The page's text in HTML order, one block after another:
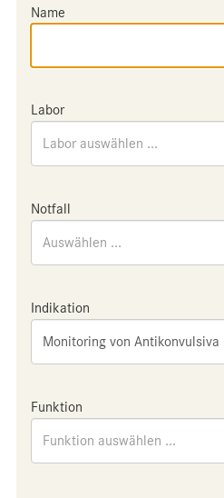
Name
Labor
Labor auswählen ...
Notfall
Auswählen ...
Indikation
Monitoring von Antikonvulsiva
Funktion
Funktion auswählen ...